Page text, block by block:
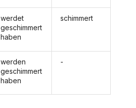
werdet
geschimmert
haben
werden
geschimmert
haben
schimmert
-